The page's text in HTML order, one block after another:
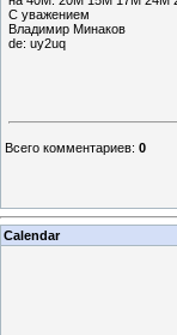
С уважением
Владимир Минаков
de: uy2uq
Всего комментариев: 0
Calendar